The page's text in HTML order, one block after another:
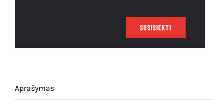
Mask
SUSISIEKTI
Aprašymas